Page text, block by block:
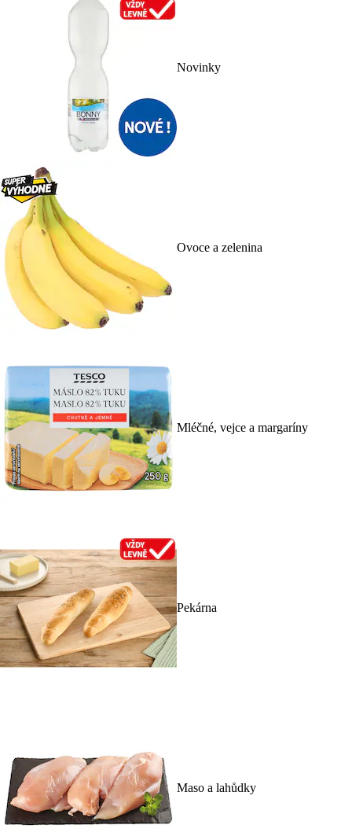
Novinky
Ovoce a zelenina
Mléčné, vejce a margaríny
Pekárna
Maso a lahůdky